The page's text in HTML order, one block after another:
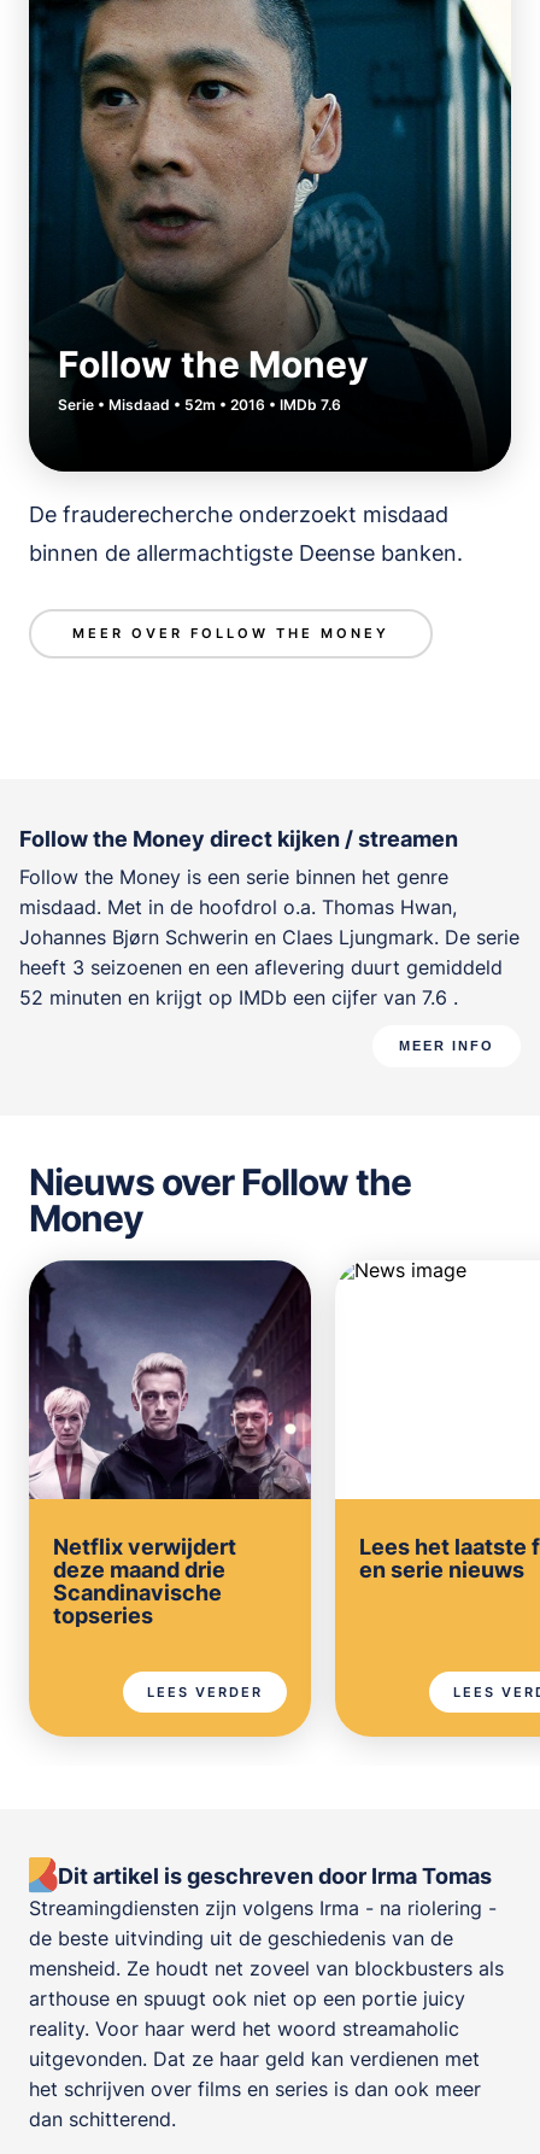
Follow the Money
Serie • Misdaad • 52m • 2016 • IMDb 7.6
De frauderecherche onderzoekt misdaad
binnen de allermachtigste Deense banken.
MEER OVER FOLLOW THE MONEY
Follow the Money direct kijken / streamen
Follow the Money is een serie binnen het genre
misdaad. Met in de hoofdrol o.a. Thomas Hwan,
Johannes Bjørn Schwerin en Claes Ljungmark. De serie
heeft 3 seizoenen en een aflevering duurt gemiddeld
52 minuten en krijgt op IMDb een cijfer van 7.6 .
MEER INFO
Nieuws over Follow the
Money
Netflix verwijdert
deze maand drie
Scandinavische
topseries
LEES VERDER
Lees het laatste
en serie nieuws
LEES
Dit artikel is geschreven door Irma Tomas
Streamingdiensten zijn volgens Irma - na riolering -
de beste uitvinding uit de geschiedenis van de
mensheid. Ze houdt net zoveel van blockbusters als
arthouse en spuugt ook niet op een portie juicy
reality. Voor haar werd het woord streamaholic
uitgevonden. Dat ze haar geld kan verdienen met
het schrijven over films en series is dan ook meer
dan schitterend.